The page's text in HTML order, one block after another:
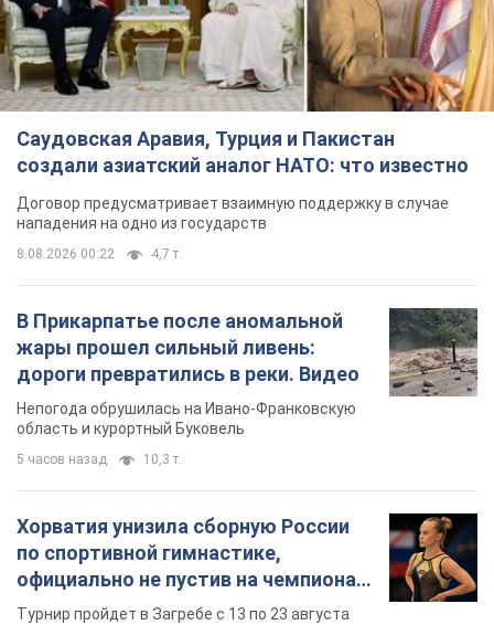
Саудовская Аравия, Турция и Пакистан
создали азиатский аналог НАТО: что известно
Договор предусматривает взаимную поддержку в случае
нападения на одно из государств
8.08.2026 00:22 4,7 т.
В Прикарпатье после аномальной
жары прошел сильный ливень:
дороги превратились в реки. Видео
Непогода обрушилась на Ивано-Франковскую
область и курортный Буковель
5 часов назад 10,3 т.
Хорватия унизила сборную России
по спортивной гимнастике,
официально не пустив на чемпионат
Европы основных спортсменов
Турнир пройдет в Загребе с 13 по 23 августа